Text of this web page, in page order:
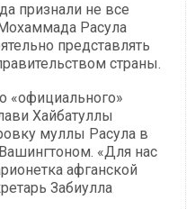
признали не все
Расула
представлять
страны.
«официального»
Хайбатуллы
муллы Расула в
«Для нас
афганской
Забиулла